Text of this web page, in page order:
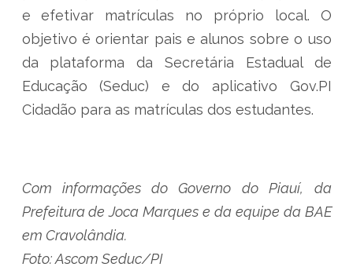
e efetivar matrículas no próprio local. O
objetivo é orientar pais e alunos sobre o uso
da plataforma da Secretária Estadual de
Educação (Seduc) e do aplicativo Gov.PI
Cidadão para as matrículas dos estudantes.
Com informações do Governo do Piauí, da
Prefeitura de Joca Marques e da equipe da BAE
em Cravolândia.
Foto: Ascom Seduc/PI